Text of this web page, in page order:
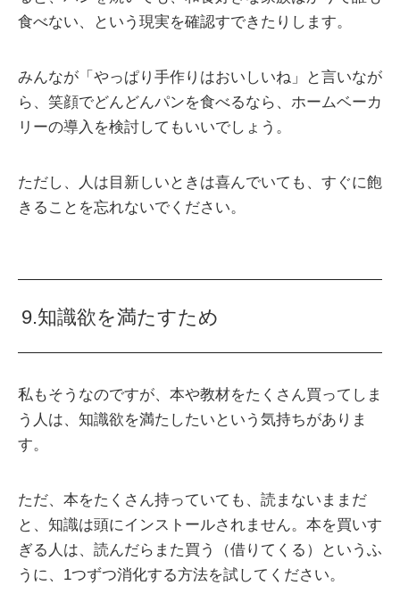
食べない、という現実を確認すできたりします。
みんなが「やっぱり手作りはおいしいね」と言いなが
ら、笑顔でどんどんパンを食べるなら、ホームベーカ
リーの導入を検討してもいいでしょう。
ただし、人は目新しいときは喜んでいても、すぐに飽
きることを忘れないでください。
9.知識欲を満たすため
私もそうなのですが、本や教材をたくさん買ってしま
う人は、知識欲を満たしたいという気持ちがありま
す。
ただ、本をたくさん持っていても、読まないままだ
と、知識は頭にインストールされません。本を買いす
ぎる人は、読んだらまた買う（借りてくる）というふ
うに、1つずつ消化する方法を試してください。